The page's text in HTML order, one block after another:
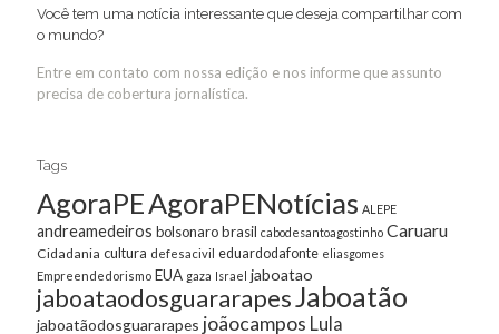
Você tem uma notícia interessante que deseja compartilhar com
o mundo?
Entre em contato com nossa edição e nos informe que assunto
precisa de cobertura jornalística.
Tags
AgoraPEAgoraPENotícias ALEPE
andreamedeiros bolsonarobrasil cabodesantoagostinho Caruaru
Cidadania cultura defesacivil eduardodafonte eliasgomes
Empreendedorismo EUA gaza Israel jaboatao
jaboataodosguararapesJaboatão
jaboatãodosguararapes joãocampos Lula